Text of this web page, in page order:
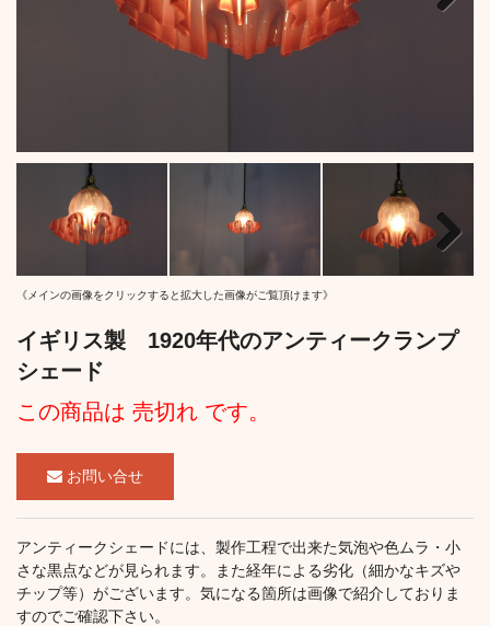
Next
《メインの画像をクリックすると拡大した画像がご覧頂けます》
イギリス製 1920年代のアンティークランプ
シェード
この商品は 売切れ です。
お問い合せ
アンティークシェードには、製作工程で出来た気泡や色ムラ・小
さな黒点などが見られます。また経年による劣化（細かなキズや
チップ等）がございます。気になる箇所は画像で紹介しておりま
すのでご確認下さい。